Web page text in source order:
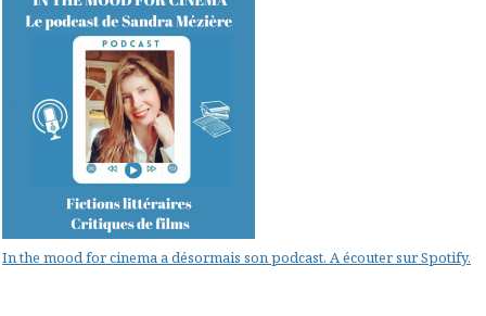
In the mood for cinema a désormais son podcast. A écouter sur Spotify.